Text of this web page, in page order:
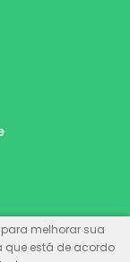
melhorar sua
que está de acordo